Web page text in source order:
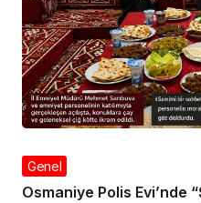
Genel
Osmaniye Polis Evi’nde